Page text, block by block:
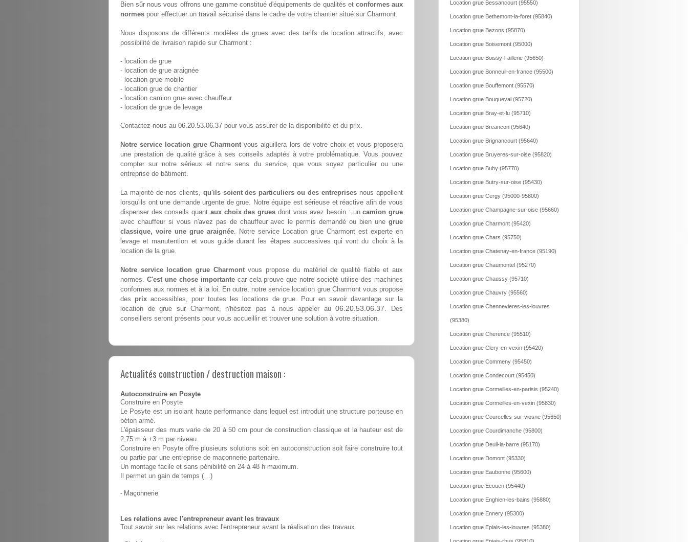
Bien sûr nous vous offrons une gamme constitué d'équipements de qualités et conformes aux
normes pour effectuer un travail sécurisé dans le cadre de votre chantier situé sur Charmont.
Nous disposons de différents modèles de grues avec des tarifs de location attractifs, avec
possibilité de livraison rapide sur Charmont :
- location de grue
- location de grue araignée
- location grue mobile
- location grue de chantier
- location camion grue avec chauffeur
- location de grue de levage
Contactez-nous au 06.20.53.06.37 pour vous assurer de la disponibilité et du prix.
Notre service location grue Charmont vous aiguillera lors de votre choix et vous proposera
une prestation de qualité grâce à ses conseils adaptés à votre problématique. Vous pouvez
compter sur notre sérieux et notre sens du service, que vous soyez particulier ou une
entreprise de bâtiment.
La majorité de nos clients, qu'ils soient des particuliers ou des entreprises nous appellent
lorsqu'ils ont une demande urgente de grue. Notre équipe est sérieuse et réactive afin de vous
dispenser des conseils quant aux choix des grues dont vous avez besoin : uncamion grue
avec chauffeur si vous n'avez pas de chauffeur avec le permis demandé ou bien une grue
classique, voire une grue araignée. Notre service Location grue Charmont est experte en
levage et manutention et vous guide durant les étapes successives qui vont du choix à la
location de la grue.
Notre service location grue Charmontvous propose du matériel de qualité fiable et aux
normes. C'est une chose importantecar cela prouve que notre société utilise des machines
conformes aux normes et à la loi. En outre, notre service location grue Charmont vous propose
des prixaccessibles, pour toutes les locations de grue. Pour en savoir davantage sur la
location de grue sur Charmont, n'hésitez pas à nous appeler au06.20.53.06.37. Des
conseillers seront présents pour vous accueillir et trouver une solution à votre situation.
Actualités construction / destruction maison :
Autoconstruire en Posyte
Construire en Posyte
Le Posyte est un isolant haute performance dans lequel est introduit une structure porteuse en
béton armé.
L'épaisseur des murs varie de 20 à 50 cm pour de construction classique et la hauteur est de
2,75 m à +3 m par niveau.
Construire en Posyte offre plusieurs solutions soit en autoconstruction soit faire construire tout
ou partie par une entreprise de maçonnerie partenaire.
Un montage facile et sans pénibilité en 24 à 48 h maximum.
Il permet un gain de temps (…)
- Maçonnerie
Les relations avec l'entrepreneur avant les travaux
Tout savoir sur les relations avec l'entrepreneur avant la réalisation des travaux.
Location grue Bessancourt (95550)
Location grue Bethemont-la-foret (95840)
Location grue Bezons (95870)
Location grue Boisemont (95000)
Location grue Boissy-l-aillerie (95650)
Location grue Bonneuil-en-france (95500)
Location grue Bouffemont (95570)
Location grue Bouqueval (95720)
Location grue Bray-et-lu (95710)
Location grue Breancon (95640)
Location grue Brignancourt (95640)
Location grue Bruyeres-sur-oise (95820)
Location grue Buhy (95770)
Location grue Butry-sur-oise (95430)
Location grue Cergy (95000-95800)
Location grue Champagne-sur-oise (95660)
Location grue Charmont (95420)
Location grue Chars (95750)
Location grue Chatenay-en-france (95190)
Location grue Chaumontel (95270)
Location grue Chaussy (95710)
Location grue Chauvry (95560)
Location grue Chennevieres-les-louvres
(95380)
Location grue Cherence (95510)
Location grue Clery-en-vexin (95420)
Location grue Commeny (95450)
Location grue Condecourt (95450)
Location grue Cormeilles-en-parisis (95240)
Location grue Cormeilles-en-vexin (95830)
Location grue Courcelles-sur-viosne (95650)
Location grue Courdimanche (95800)
Location grue Deuil-la-barre (95170)
Location grue Domont (95330)
Location grue Eaubonne (95600)
Location grue Ecouen (95440)
Location grue Enghien-les-bains (95880)
Location grue Ennery (95300)
Location grue Epiais-les-louvres (95380)